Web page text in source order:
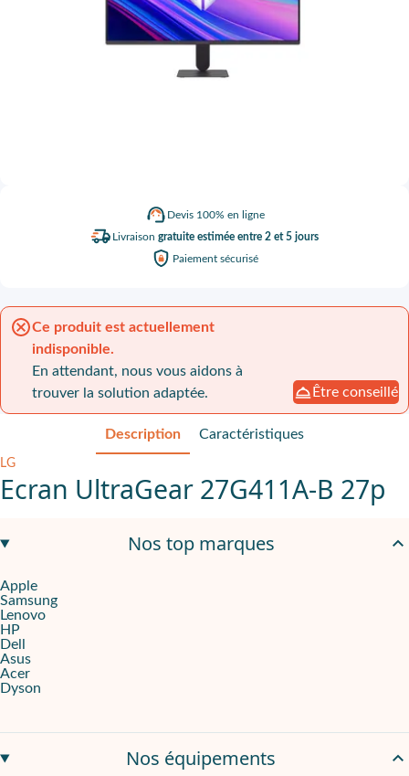
Devis 100% en ligne
Livraison gratuite estimée entre 2 et 5 jours
Paiement sécurisé
Ce produit est actuellement
indisponible.
En attendant, nous vous aidons à
trouver la solution adaptée.
Être conseillé
Description Caractéristiques
LG
Ecran UltraGear 27G411A-B 27p
1 ms (MBR)
Pensé pour TPE, PME et indépendants qui alternent production
Fluidité visible, concentration intacte
Nos top marques
Apple
Samsung
Lenovo
HP
Dell
Asus
Acer
Dyson
Nos équipements